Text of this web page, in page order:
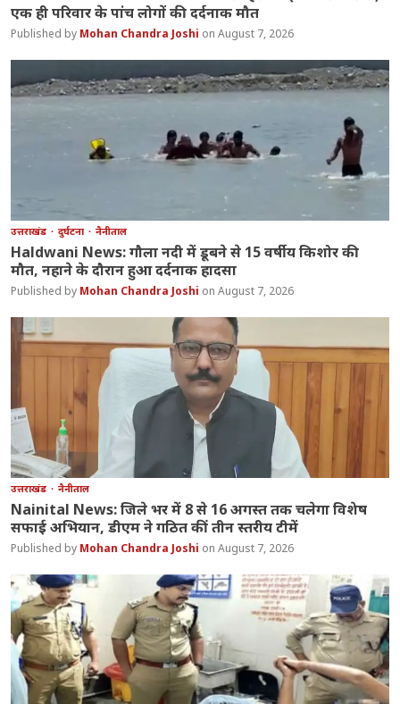
एक ही परिवार के पांच लोगों की दर्दनाक मौत
Mohan Chandra Joshi August 7, 2026
उत्तराखंड दुर्घटना नैनीताल
Haldwani News: गौला नदी में डूबने से 15 वर्षीय किशोर की
मौत, नहाने के दौरान हुआ दर्दनाक हादसा
Mohan Chandra Joshi August 7, 2026
उत्तराखंड नैनीताल
Nainital News: जिले भर में 8 से 16 अगस्त तक चलेगा विशेष
सफाई अभियान, डीएम ने गठित कीं तीन स्तरीय टीमें
Mohan Chandra Joshi August 7, 2026